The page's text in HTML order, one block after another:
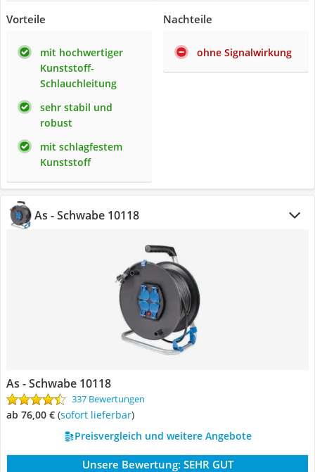
Vorteile
mit hochwertiger
Kunststoff-
Schlauchleitung
sehr stabil und
robust
mit schlagfestem
Kunststoff
Nachteile
ohne Signalwirkung
As - Schwabe 10118
As - Schwabe 10118
337 Bewertungen
ab 76,00 € ( Sofort lieferbar)
Preisvergleich und weitere Angebote
Unsere Bewertung: SEHR GUT